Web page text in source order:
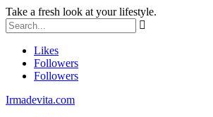
Take a fresh look at your lifestyle.
Likes
Followers
Followers
Irmadevita.com